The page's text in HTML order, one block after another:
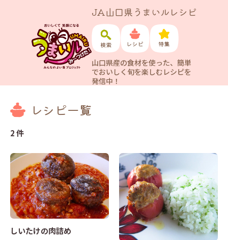
JA山口県うまいルレシピ
山口県産の食材を使った、簡単
でおいしく旬を楽しむレシピを
発信中！
レシピ一覧
2 件
しいたけの肉詰め